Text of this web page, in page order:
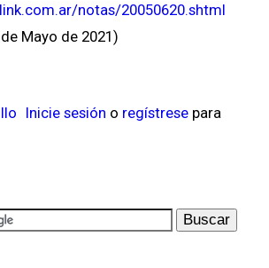
notas/20050620.shtml
Mayo de 2021)
Inicie sesión o regístrese para